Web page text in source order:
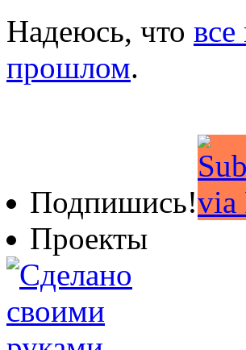
Надеюсь, что
прошлом.
Подпишись!
Проекты